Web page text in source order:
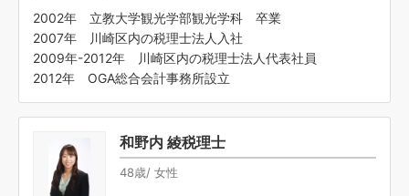
2002年 立教大学観光学部観光学科 卒業
2007年 川崎区内の税理士法人入社
2009年-2012年 川崎区内の税理士法人代表社員
2012年 OGA総合会計事務所設立
和野内 綾税理士
48歳/ 女性